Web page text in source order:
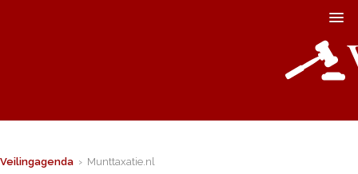
Veilingagenda › Munttaxatie.nl